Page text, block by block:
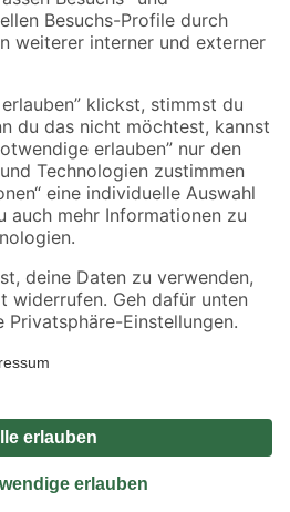
MwSt.. Die dargestellten Angebote sind unter
Die angegebenen Verfügbarkeiten beziehen
gilt nicht für Artikel mit Speditionsversand, hier
Impressum
Vertrag widerrufen